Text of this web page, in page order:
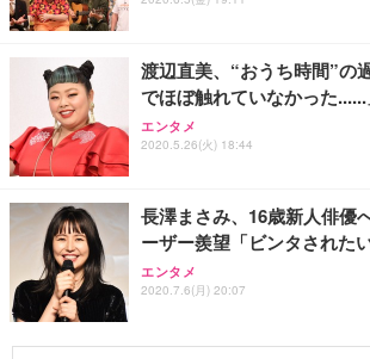
渡辺直美、“おうち時間”の
でほぼ触れていなかった......
エンタメ
2020.5.26(火) 18:44
長澤まさみ、16歳新人俳優
ーザー羨望「ビンタされたい
エンタメ
2020.7.6(月) 20:07